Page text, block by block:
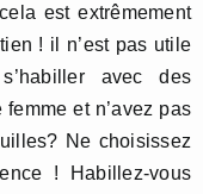
est extrêmement
! il n’est pas utile
avec des
et n’avez pas
Ne choisissez
! Habillez-vous